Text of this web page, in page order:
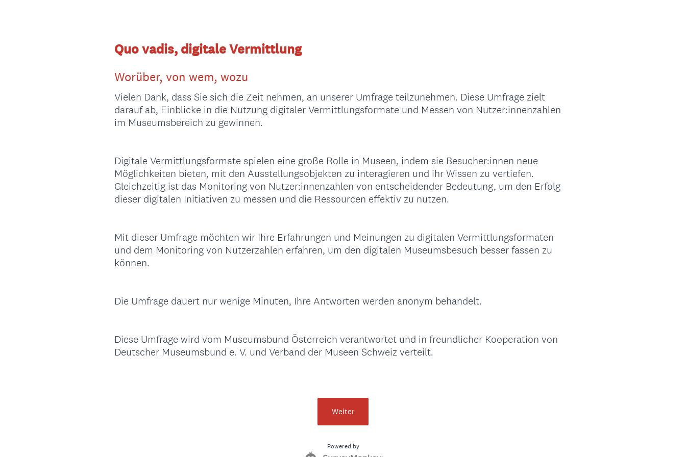
Quo vadis, digitale Vermittlung
Worüber, von wem, wozu
Vielen Dank, dass Sie sich die Zeit nehmen, an unserer Umfrage teilzunehmen. Diese Umfrage zielt
darauf ab, Einblicke in die Nutzung digitaler Vermittlungsformate und Messen von Nutzer:innenzahlen
im Museumsbereich zu gewinnen.
Digitale Vermittlungsformate spielen eine große Rolle in Museen, indem sie Besucher:innen neue
Möglichkeiten bieten, mit den Ausstellungsobjekten zu interagieren und ihr Wissen zu vertiefen.
Gleichzeitig ist das Monitoring von Nutzer:innenzahlen von entscheidender Bedeutung, um den Erfolg
dieser digitalen Initiativen zu messen und die Ressourcen effektiv zu nutzen.
Mit dieser Umfrage möchten wir Ihre Erfahrungen und Meinungen zu digitalen Vermittlungsformaten
und dem Monitoring von Nutzerzahlen erfahren, um den digitalen Museumsbesuch besser fassen zu
können.
Die Umfrage dauert nur wenige Minuten, Ihre Antworten werden anonym behandelt.
Diese Umfrage wird vom Museumsbund Österreich verantwortet und in freundlicher Kooperation von
Deutscher Museumsbund e. V. und Verband der Museen Schweiz verteilt.
Weiter
Powered by